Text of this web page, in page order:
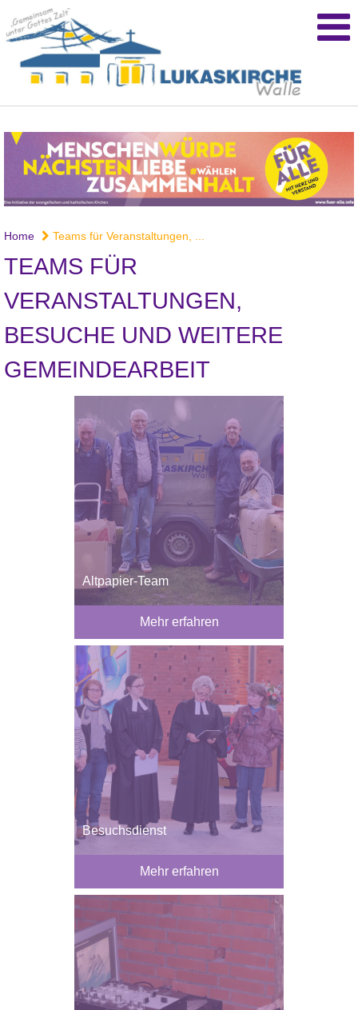
Home Teams für Veranstaltungen, ...
TEAMS FÜR
VERANSTALTUNGEN,
BESUCHE UND WEITERE
GEMEINDEARBEIT
Altpapier-Team
Mehr erfahren
Besuchsdienst
Mehr erfahren